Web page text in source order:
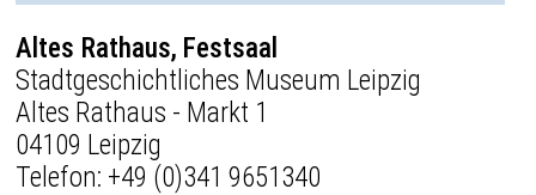
Altes Rathaus, Festsaal
Stadtgeschichtliches Museum Leipzig
Altes Rathaus - Markt 1
04109 Leipzig
Telefon: +49 (0)341 9651340